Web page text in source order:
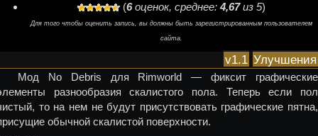
(6оценок, среднее: 4,67из 5)
Для того чтобы оценить запись, вы должны быть зарегистрированным пользователем
сайта.
v1.1 Улучшения
Мод No Debris для Rimworld — фиксит графические
разнообразия скалистого пола. Теперь если пол
то на нем не будут присутствовать графические пятна,
обычной скалистой поверхности.